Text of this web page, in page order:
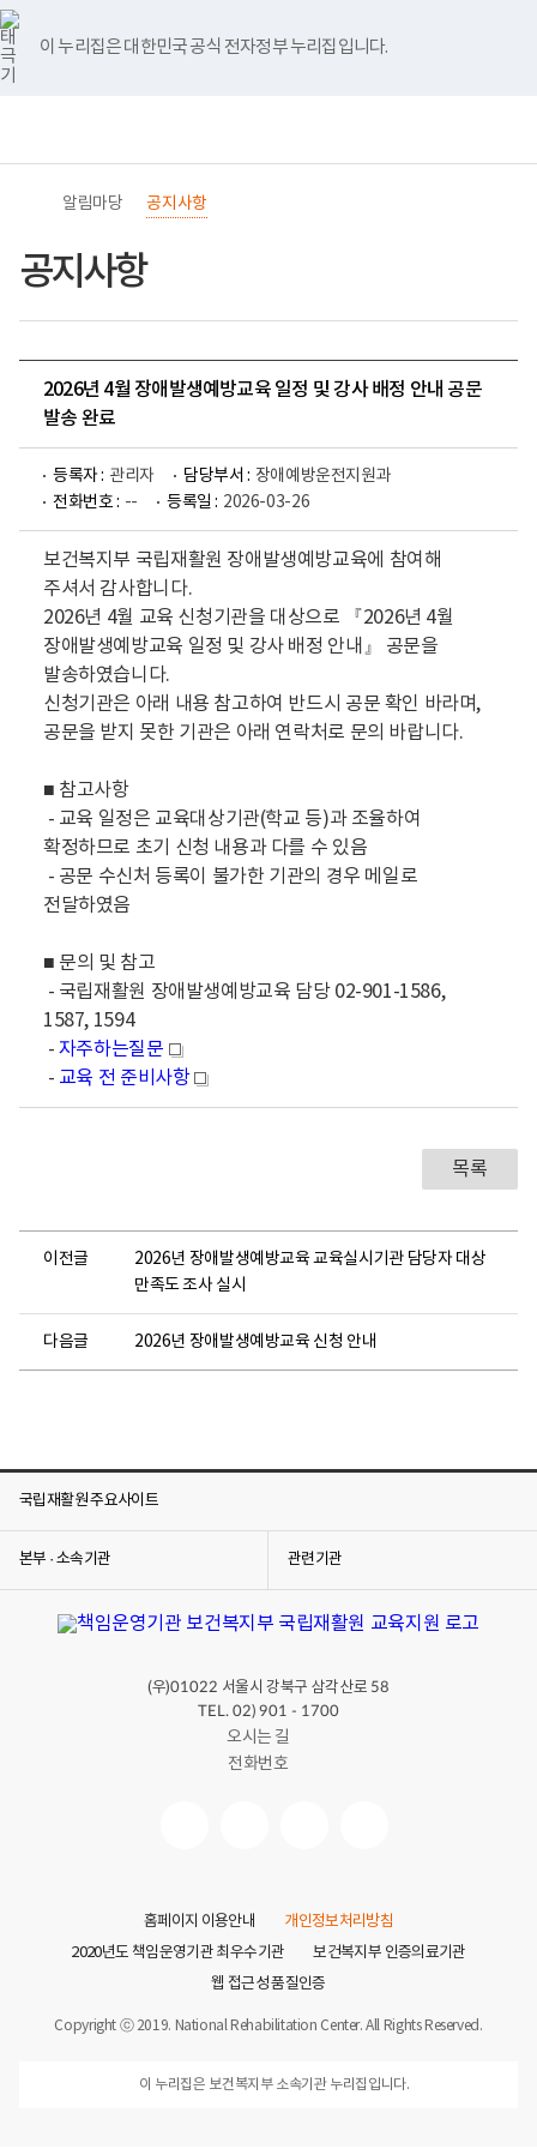
바
로
가
기
메
너
비
767px
이
하
이 누리집은 대한민국 공식 전자정부 누리집입니다.
영
검
메
홈
알림마당 공지사항
공지사항
2026년 4월 장애발생예방교육 일정 및 강사 배정 안내 공문
발송 완료
등록자 : 관리자 담당부서 : 장애예방운전지원과
전화번호 : -- 등록일 : 2026-03-26
보건복지부 국립재활원 장애발생예방교육에 참여해
주셔서 감사합니다.
2026년 4월 교육 신청기관을 대상으로 『2026년 4월
장애발생예방교육 일정 및 강사 배정 안내』 공문을
발송하였습니다.
신청기관은 아래 내용 참고하여 반드시 공문 확인 바라며,
공문을 받지 못한 기관은 아래 연락처로 문의 바랍니다.
■ 참고사항
- 교육 일정은 교육대상기관(학교 등)과 조율하여
확정하므로 초기 신청 내용과 다를 수 있음
- 공문 수신처 등록이 불가한 기관의 경우 메일로
전달하였음
■ 문의 및 참고
- 국립재활원 장애발생예방교육 담당 02-901-1586,
1587, 1594
- 자주하는질문 새
창
- 교육 전 준비사항 새
창
목록
이전글
2026년 장애발생예방교육 교육실시기관 담당자 대상
만족도 조사 실시
다음글 2026년 장애발생예방교육 신청 안내
국립재활원 주요사이트
본부 · 소속기관 관련기관
(우)01022 서울시 강북구 삼각산로 58
TEL. 02) 901 - 1700
오시는 길
전화번호
유
튜
브
블
로
그
인
스
타
그
램
페
이
스
북
홈페이지 이용안내
개인정보처리방침
2020년도 책임운영기관 최우수기관
보건복지부 인증의료기관
웹 접근성 품질인증
Copyright ⓒ 2019. National Rehabilitation Center. All Rights Reserved.
이 누리집은 보건복지부 소속기관 누리집입니다.